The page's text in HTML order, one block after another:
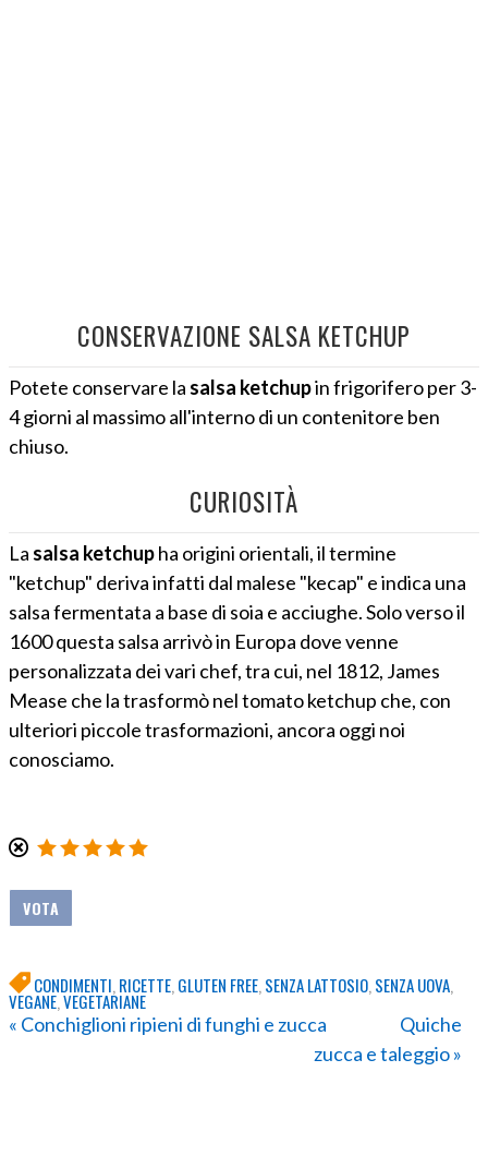
CONSERVAZIONE SALSA KETCHUP
Potete conservare la salsa ketchupin frigorifero per 3-
4 giorni al massimo all'interno di un contenitore ben
chiuso.
CURIOSITÀ
La salsa ketchupha origini orientali, il termine
"ketchup" deriva infatti dal malese "kecap" e indica una
salsa fermentata a base di soia e acciughe. Solo verso il
1600 questa salsa arrivò in Europa dove venne
personalizzata dei vari chef, tra cui, nel 1812, James
Mease che la trasformò nel tomato ketchup che, con
ulteriori piccole trasformazioni, ancora oggi noi
conosciamo.
CONDIMENTI RICETTE GLUTEN FREE SENZA LATTOSIO SENZA UOVA
VEGANE ,VEGETARIANE
« Conchiglioni ripieni di funghi e zucca
Quiche
zucca e taleggio »